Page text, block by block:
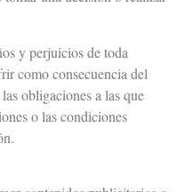
y perjuicios de toda
como consecuencia del
obligaciones a las que
o las condiciones